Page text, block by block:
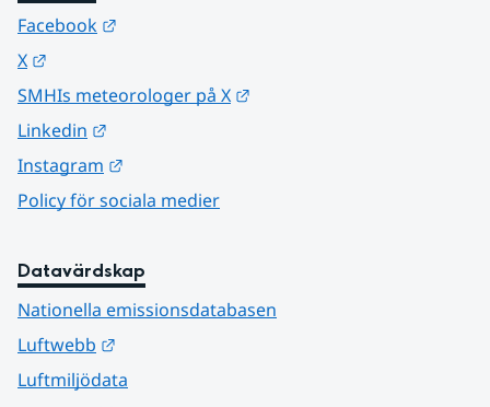
Facebook
X
SMHIs meteorologer på X
Linkedin
Instagram
Policy för sociala medier
Datavärdskap
Nationella emissionsdatabasen
Luftwebb
Luftmiljödata